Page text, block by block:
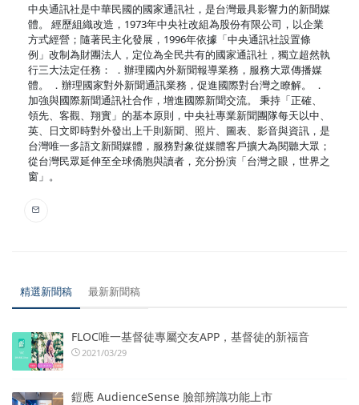
中央通訊社是中華民國的國家通訊社，是台灣最具影響力的新聞媒
體。 經歷組織改造，1973年中央社改組為股份有限公司，以企業
方式經營；隨著民主化發展，1996年依據「中央通訊社設置條
例」改制為財團法人，定位為全民共有的國家通訊社，獨立超然執
行三大法定任務： ．辦理國內外新聞報導業務，服務大眾傳播媒
體。 ．辦理國家對外新聞通訊業務，促進國際對台灣之瞭解。 ．
加強與國際新聞通訊社合作，增進國際新聞交流。 秉持「正確、
領先、客觀、翔實」的基本原則，中央社專業新聞團隊每天以中、
英、日文即時對外發出上千則新聞、照片、圖表、影音與資訊，是
台灣唯一多語文新聞媒體，服務對象從媒體客戶擴大為閱聽大眾；
從台灣民眾延伸至全球僑胞與讀者，充分扮演「台灣之眼，世界之
窗」。
精選新聞稿 最新新聞稿
FLOC唯一基督徒專屬交友APP，基督徒的新福音
2021/03/29
鎧應 AudienceSense 臉部辨識功能上市